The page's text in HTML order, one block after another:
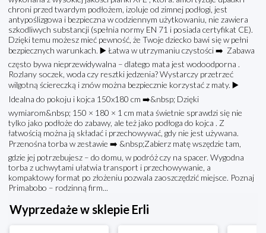
chroni przed twardym podłożem, izoluje od zimnej podłogi, jest
antypoślizgowa i bezpieczna w codziennym użytkowaniu, nie zawiera
szkodliwych substancji (spełnia normy EN 71 i posiada certyfikat CE).
Dzięki temu możesz mieć pewność, że Twoje dziecko bawi się w pełni
bezpiecznych warunkach. ▶️ Łatwa w utrzymaniu czystości ➡️ Zabawa
często bywa nieprzewidywalna – dlatego mata jest wodoodporna .
Rozlany soczek, woda czy resztki jedzenia? Wystarczy przetrzeć
wilgotną ściereczką i znów można bezpiecznie korzystać z maty. ▶️
Idealna do pokoju i kojca 150x180 cm ➡️&nbsp; Dzięki
wymiarom&nbsp; 150 × 180 × 1 cm mata świetnie sprawdzi się nie
tylko jako podłoże do zabawy, ale też jako podłoga do kojca . Z
łatwością można ją składać i przechowywać, gdy nie jest używana.
Przenośna torba w zestawie ➡️ &nbsp;Zabierz matę wszędzie tam,
gdzie jej potrzebujesz – do domu, w podróż czy na spacer. Wygodna
torba z uchwytami ułatwia transport i przechowywanie, a
kompaktowy format po złożeniu pozwala zaoszczędzić miejsce. Poznaj
Primabobo – rodzinną firm...
Wyprzedaże w sklepie Erli